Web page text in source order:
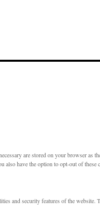
are stored on your browser
have the option to opt-out of
and security features of the website.